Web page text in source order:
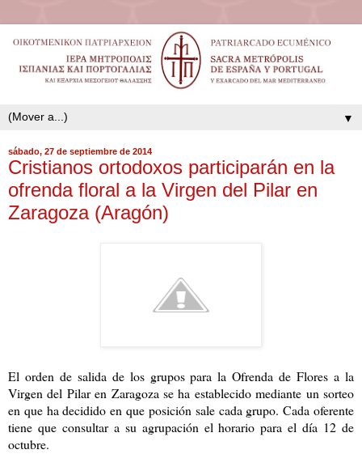
▼
sábado, 27 de septiembre de 2014
Cristianos ortodoxos participarán en la
ofrenda floral a la Virgen del Pilar en
Zaragoza (Aragón)
El orden de salida de los grupos para la Ofrenda de Flores a la
Virgen del Pilar en Zaragoza se ha establecido mediante un sorteo
en que ha decidido en que posición sale cada grupo. Cada oferente
tiene que consultar a su agrupación el horario para el día 12 de
octubre.